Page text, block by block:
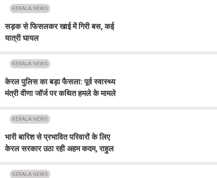
KERALA NEWS
सड़क से फिसलकर खाई में गिरी बस, कई
यात्री घायल
KERALA NEWS
केरल पुलिस का बड़ा फैसला: पूर्व स्वास्थ्य
मंत्री वीणा जॉर्ज पर कथित हमले के मामले
KERALA NEWS
भारी बारिश से प्रभावित परिवारों के लिए
केरल सरकार उठा रही अहम कदम, राहुल
KERALA NEWS